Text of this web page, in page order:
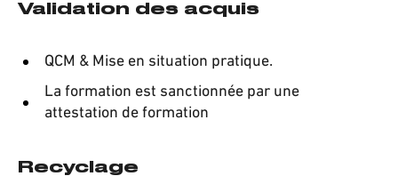
Validation des acquis
QCM & Mise en situation pratique.
La formation est sanctionnée par une
attestation de formation
Recyclage